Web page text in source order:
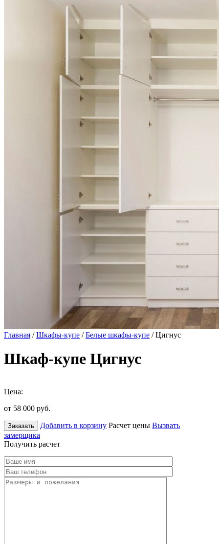
Главная /Шкафы-купе /Белые шкафы-купе / Цигнус
Шкаф-купе Цигнус
Цена:
от 58 000 руб.
Заказать Добавить в корзину Расчет цены Вызвать
замерщика
Получить расчет